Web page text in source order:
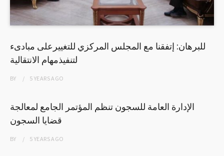
للبرهان: إتفقنا مع المجلس المركزي للتغييرعلى مبادىء
لتنفيذمهام الانتقالية
BY 5 YEARSAGO
الإدارة العامة للسجون تنظم المؤتمر الجامع لمعالجة
قضايا السجون
BY 5 YEARSAGO